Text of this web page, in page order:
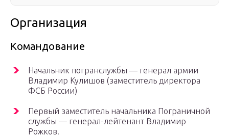
Организация
Командование
Начальник погранслужбы — генерал армии
Владимир Кулишов (заместитель директора
ФСБ России)
Первый заместитель начальника Пограничной
службы — генерал-лейтенант Владимир
Рожков.